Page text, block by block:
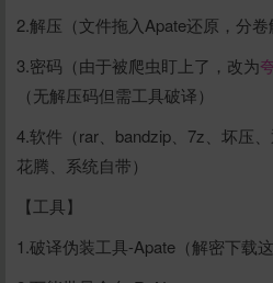
2.解压（文件拖入Apate还原，分卷
3.密码（由于被爬虫盯上了，改为
（无解压码但需工具破译）
4.软件（rar、bandzip、7z、坏压
花腾、系统自带）
【工具】
1.破译伪装工具-Apate（解密下载这